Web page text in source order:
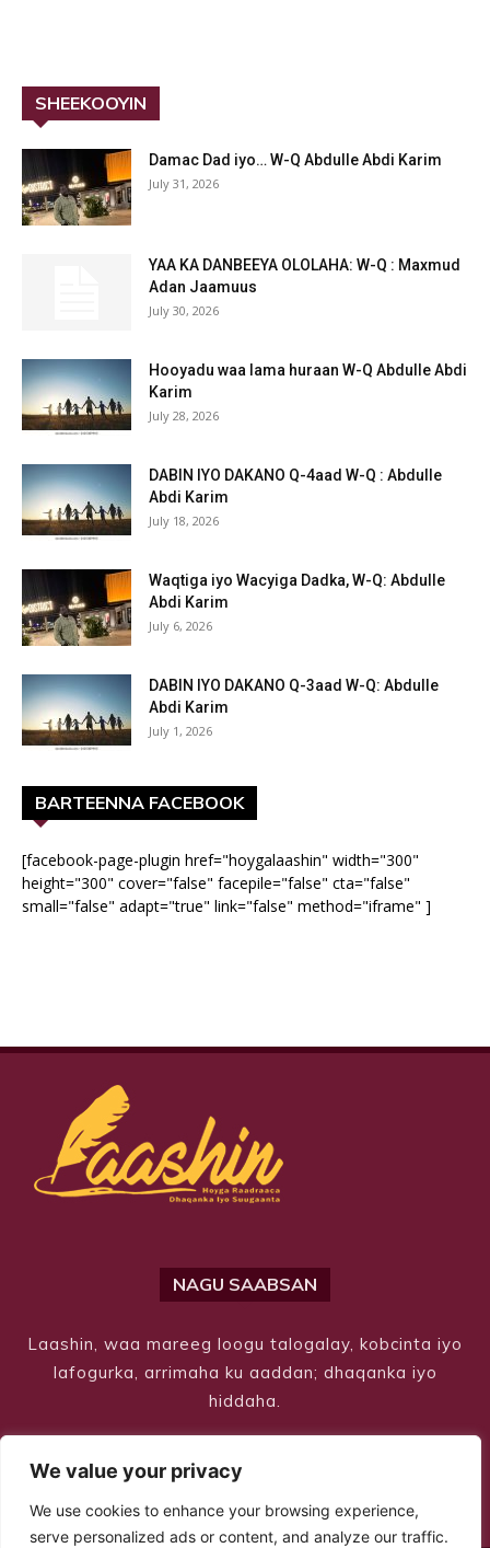
We value your privacy
We use cookies to enhance your browsing experience,
serve personalized ads or content, and analyze our traffic.
SHEEKOOYIN
Damac Dad iyo… W-Q Abdulle Abdi Karim
July 31, 2026
YAA KA DANBEEYA OLOLAHA: W-Q : Maxmud
Adan Jaamuus
July 30, 2026
Hooyadu waa lama huraan W-Q Abdulle Abdi
Karim
July 28, 2026
DABIN IYO DAKANO Q-4aad W-Q : Abdulle
Abdi Karim
July 18, 2026
Waqtiga iyo Wacyiga Dadka, W-Q: Abdulle
Abdi Karim
July 6, 2026
DABIN IYO DAKANO Q-3aad W-Q: Abdulle
Abdi Karim
July 1, 2026
BARTEENNA FACEBOOK
[facebook-page-plugin href="hoygalaashin" width="300"
height="300" cover="false" facepile="false" cta="false"
small="false" adapt="true" link="false" method="iframe" ]
NAGU SAABSAN
Laashin, waa mareeg loogu talogalay, kobcinta iyo
lafogurka, arrimaha ku aaddan; dhaqanka iyo
hiddaha.